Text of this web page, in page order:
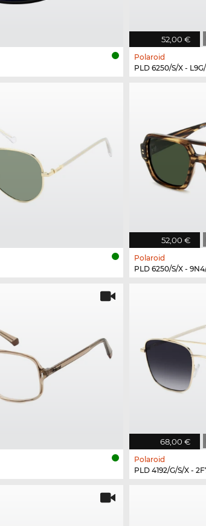
52,00 €
Polaroid
PLD 6250/S/X -
52,00 €
Polaroid
PLD 6250/S/X -
68,00 €
Polaroid
PLD 4192/G/S/X -